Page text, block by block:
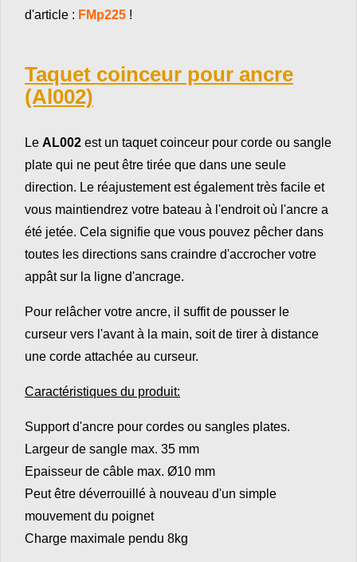
d'article : FMp225 !
Taquet coinceur pour ancre
(Al002)
Le AL002 est un taquet coinceur pour corde ou sangle
plate qui ne peut être tirée que dans une seule
direction. Le réajustement est également très facile et
vous maintiendrez votre bateau à l'endroit où l'ancre a
été jetée. Cela signifie que vous pouvez pêcher dans
toutes les directions sans craindre d'accrocher votre
appât sur la ligne d'ancrage.
Pour relâcher votre ancre, il suffit de pousser le
curseur vers l'avant à la main, soit de tirer à distance
une corde attachée au curseur.
Caractéristiques du produit:
Support d'ancre pour cordes ou sangles plates.
Largeur de sangle max. 35 mm
Epaisseur de câble max. Ø10 mm
Peut être déverrouillé à nouveau d'un simple
mouvement du poignet
Charge maximale pendu 8kg